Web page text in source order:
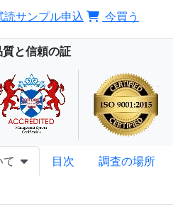
読サンプル申込 今買う
質と信頼の証
目次
調査の場所